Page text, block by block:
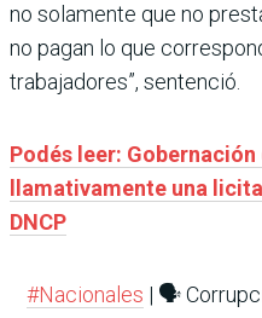
no solamente que no
no pagan lo que
trabajadores”, sentenció.
Podés leer:
llamativamente una
DNCP
#Nacionales | 🗣️